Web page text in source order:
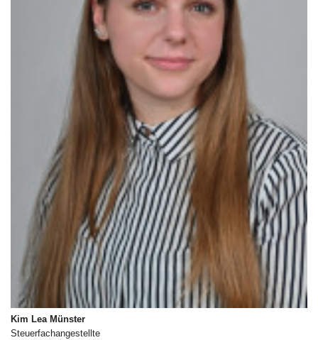
Kim Lea Münster
Steuerfachangestellte